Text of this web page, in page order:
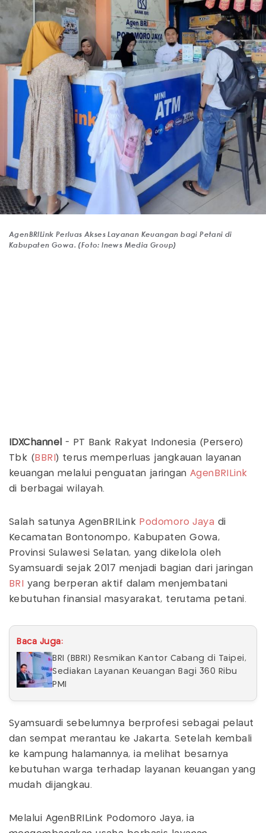
AgenBRILink Perluas Akses Layanan Keuangan bagi Petani di
Kabupaten Gowa. (Foto: Inews Media Group)
IDXChannel
- PT Bank Rakyat Indonesia (Persero)
Tbk ( BBRI ) terus memperluas jangkauan layanan
keuangan melalui penguatan jaringan AgenBRILink
di berbagai wilayah.
Salah satunya AgenBRILink Podomoro Jaya di
Kecamatan Bontonompo, Kabupaten Gowa,
Provinsi Sulawesi Selatan, yang dikelola oleh
Syamsuardi sejak 2017 menjadi bagian dari jaringan
BRI
yang berperan aktif dalam menjembatani
kebutuhan finansial masyarakat, terutama petani.
Baca Juga:
BRI (BBRI) Resmikan Kantor Cabang di Taipei,
Sediakan Layanan Keuangan Bagi 360 Ribu
PMI
Syamsuardi sebelumnya berprofesi sebagai pelaut
dan sempat merantau ke Jakarta. Setelah kembali
ke kampung halamannya, ia melihat besarnya
kebutuhan warga terhadap layanan keuangan yang
mudah dijangkau.
Melalui AgenBRILink Podomoro Jaya, ia